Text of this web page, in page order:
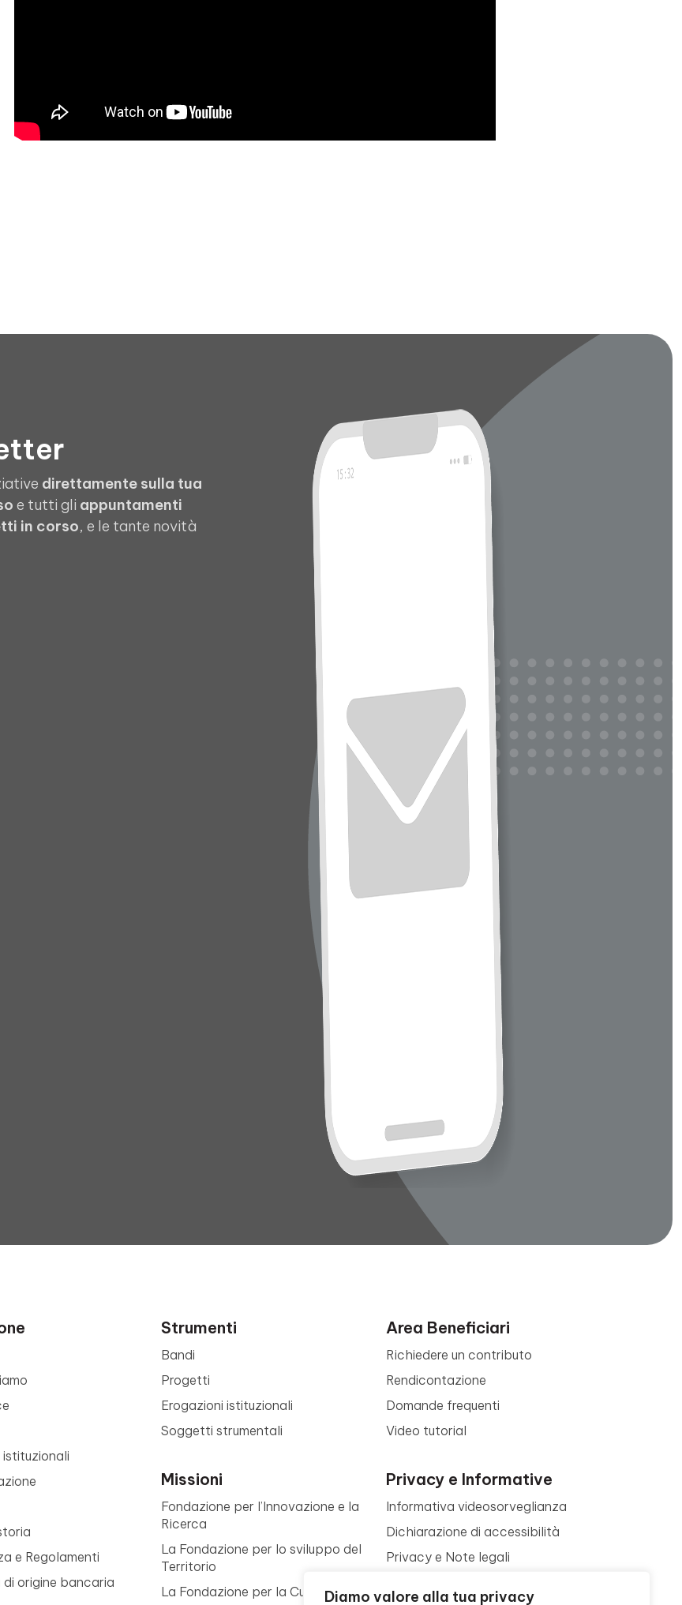
Diamo valore alla tua privacy
direttamente sulla tua
e tutti gli appuntamenti
in corso, e le tante novità
e Regolamenti
di origine bancaria
Strumenti
Bandi
Progetti
Erogazioni istituzionali
Soggetti strumentali
Missioni
Fondazione per l’Innovazione e la
Ricerca
La Fondazione per lo sviluppo del
Territorio
La Fondazione per la Cultura
Area Beneficiari
Richiedere un contributo
Rendicontazione
Domande frequenti
Video tutorial
Privacy e Informative
Informativa videosorveglianza
Dichiarazione di accessibilità
Privacy e Note legali